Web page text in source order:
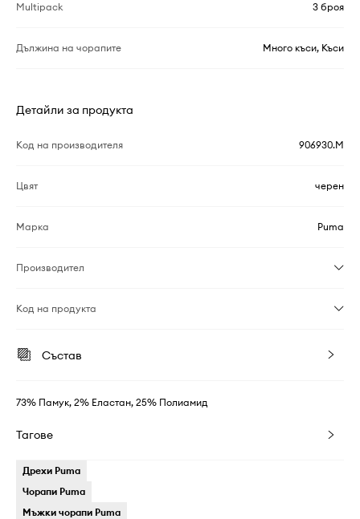
Multipack 3 броя
Дължина на чорапите Много къси, Къси
Детайли за продукта
Код на производителя 906930.M
Цвят черен
Марка Puma
Производител
Код на продукта
Състав
73% Памук, 2% Еластан, 25% Полиамид
Тагове
Дрехи Puma
Чорапи Puma
Мъжки чорапи Puma